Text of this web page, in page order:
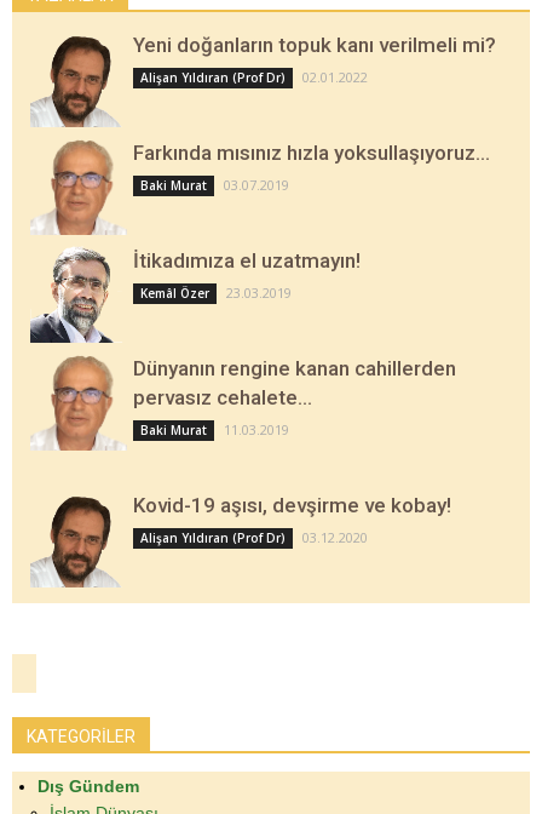
Yeni doğanların topuk kanı verilmeli mi?
Alişan Yıldıran (Prof Dr) 02.01.2022
Farkında mısınız hızla yoksullaşıyoruz…
Baki Murat 03.07.2019
İtikadımıza el uzatmayın!
Kemâl Özer 23.03.2019
Dünyanın rengine kanan cahillerden
pervasız cehalete…
Baki Murat 11.03.2019
Kovid-19 aşısı, devşirme ve kobay!
Alişan Yıldıran (Prof Dr) 03.12.2020
KATEGORİLER
Dış Gündem